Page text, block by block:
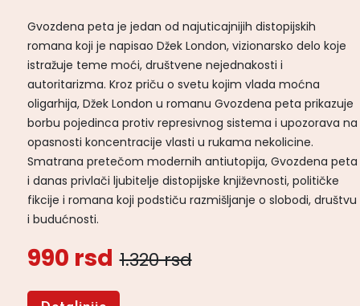
Gvozdena peta je jedan od najuticajnijih distopijskih
romana koji je napisao Džek London, vizionarsko delo koje
istražuje teme moći, društvene nejednakosti i
autoritarizma. Kroz priču o svetu kojim vlada moćna
oligarhija, Džek London u romanu Gvozdena peta prikazuje
borbu pojedinca protiv represivnog sistema i upozorava na
opasnosti koncentracije vlasti u rukama nekolicine.
Smatrana pretečom modernih antiutopija, Gvozdena peta
i danas privlači ljubitelje distopijske književnosti, političke
fikcije i romana koji podstiču razmišljanje o slobodi, društvu
i budućnosti.
990 rsd 1.320 rsd